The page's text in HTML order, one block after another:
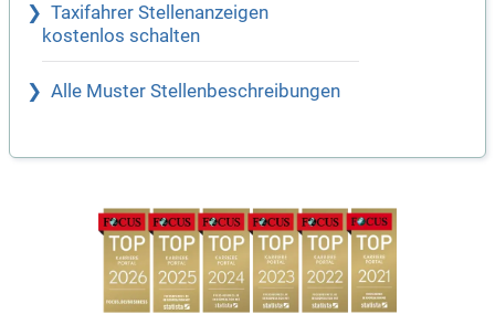
Taxifahrer Stellenanzeigen
kostenlos schalten
Alle Muster Stellenbeschreibungen